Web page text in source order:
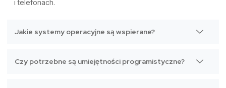
i telefonach.
Jakie systemy operacyjne są wspierane?
Czy potrzebne są umiejętności programistyczne?